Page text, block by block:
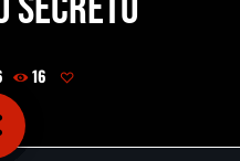
16